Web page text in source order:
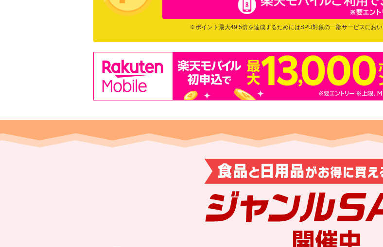
※ポイント最大49.5倍を達成するためにはSPU対象の一部サービスにおい
お買い物マラソン&ジャンルSALE
×
ラクマ
※1ショップあたり1,000円（税込）以上のお買い物
対象
エン
各ショップ
でポイン